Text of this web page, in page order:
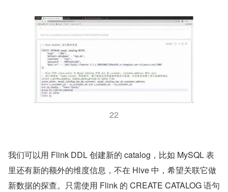
22
我们可以用 Flink DDL 创建新的 catalog，比如 MySQL 表
里还有新的额外的维度信息，不在 Hive 中，希望关联它做
新数据的探查。只需使用 Flink 的 CREATE CATALOG 语句